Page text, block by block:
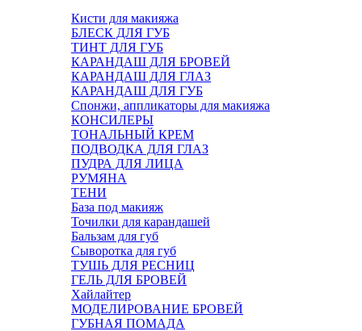
Кисти для макияжа
БЛЕСК ДЛЯ ГУБ
ТИНТ ДЛЯ ГУБ
КАРАНДАШ ДЛЯ БРОВЕЙ
КАРАНДАШ ДЛЯ ГЛАЗ
КАРАНДАШ ДЛЯ ГУБ
Спонжи, аппликаторы для макияжа
КОНСИЛЕРЫ
ТОНАЛЬНЫЙ КРЕМ
ПОДВОДКА ДЛЯ ГЛАЗ
ПУДРА ДЛЯ ЛИЦА
РУМЯНА
ТЕНИ
База под макияж
Точилки для карандашей
Бальзам для губ
Сыворотка для губ
ТУШЬ ДЛЯ РЕСНИЦ
ГЕЛЬ ДЛЯ БРОВЕЙ
Хайлайтер
МОДЕЛИРОВАНИЕ БРОВЕЙ
ГУБНАЯ ПОМАДА